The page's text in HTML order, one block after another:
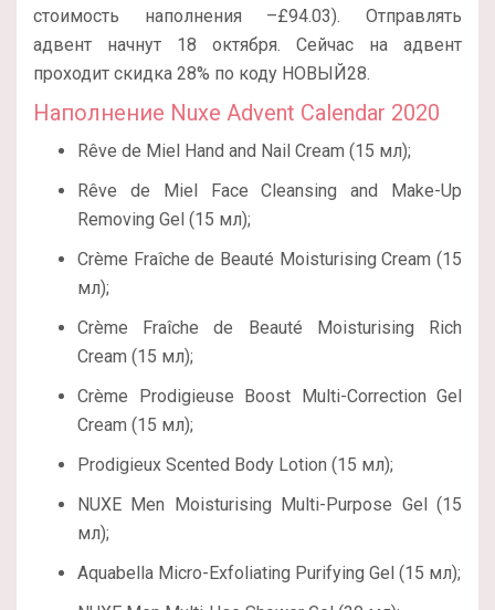
стоимость наполнения –£94.03). Отправлять
адвент начнут 18 октября. Сейчас на адвент
проходит скидка 28% по коду НОВЫЙ28.
Наполнение Nuxe Advent Calendar 2020
Rêve de Miel Hand and Nail Cream (15 мл);
Rêve de Miel Face Cleansing and Make-Up
Removing Gel (15 мл);
Crème Fraîche de Beauté Moisturising Cream (15
мл);
Crème Fraîche de Beauté Moisturising Rich
Cream (15 мл);
Crème Prodigieuse Boost Multi-Correction Gel
Cream (15 мл);
Prodigieux Scented Body Lotion (15 мл);
NUXE Men Moisturising Multi-Purpose Gel (15
мл);
Aquabella Micro-Exfoliating Purifying Gel (15 мл);